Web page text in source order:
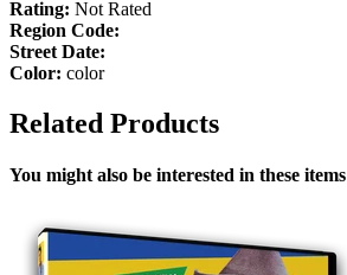
Rating: Not Rated
Region Code:
Street Date:
Color: color
Related Products
You might also be interested in these items